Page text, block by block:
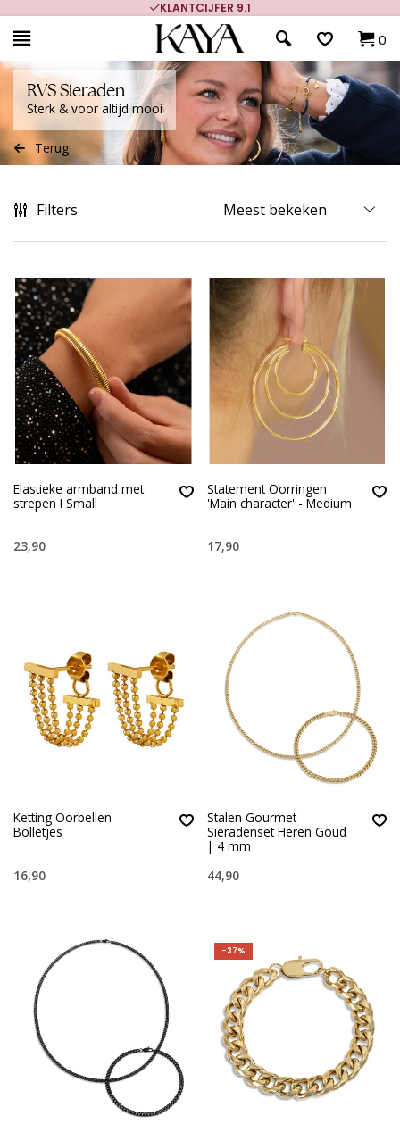
700.000+ TEVREDEN KLANTEN
0
RVS Sieraden
Sterk & voor altijd mooi
Terug
Filters
Elastieke armband met
strepen I Small
23,90
Statement Oorringen
'Main character' - Medium
17,90
Ketting Oorbellen
Bolletjes
16,90
Stalen Gourmet
Sieradenset Heren Goud
| 4 mm
44,90
-37%